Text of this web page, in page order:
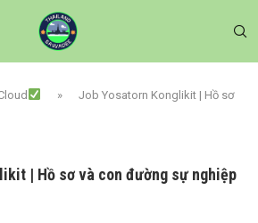
»
Job Yosatorn Konglikit | Hồ sơ
| Hồ sơ và con đường sự nghiệp